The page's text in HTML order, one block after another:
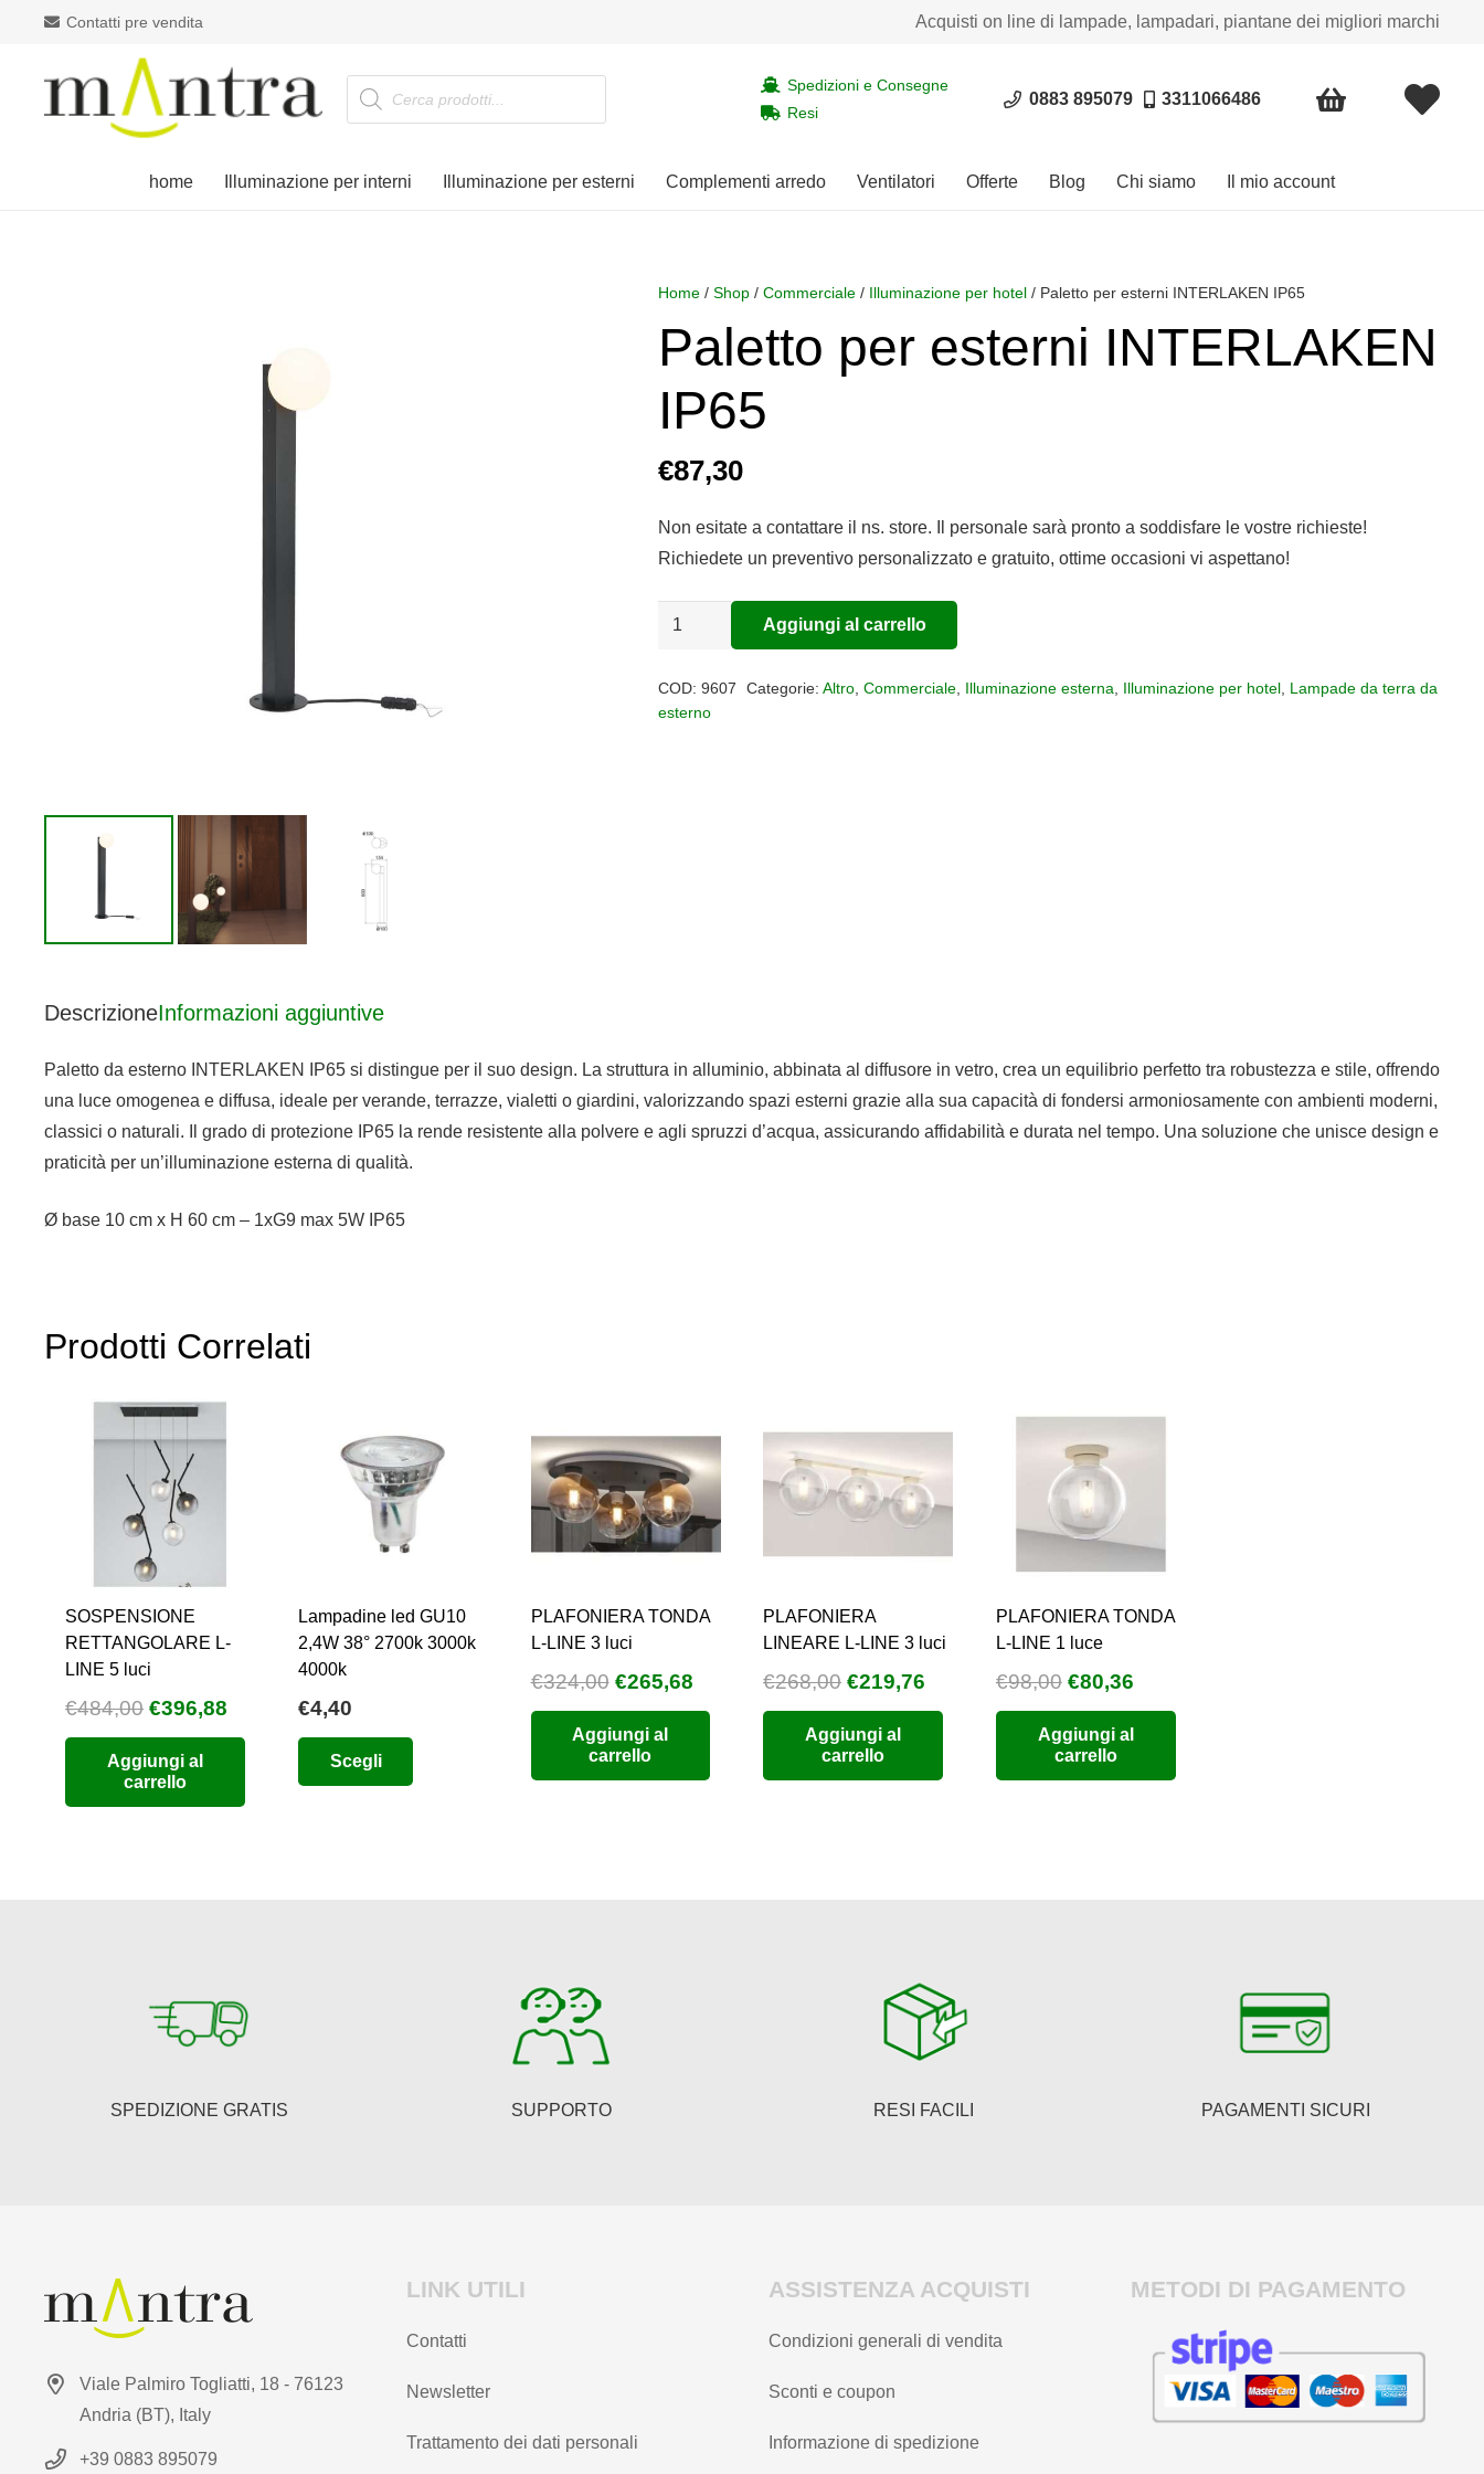
Contatti pre vendita Acquisti on line di lampade, lampadari, piantane dei migliori marchi
Products
search
Spedizioni e Consegne
Resi
0883 895079 3311066486
home Illuminazione per interni Illuminazione per esterni Complementi arredo Ventilatori Offerte Blog Chi siamo Il mio account
Home /Shop /Commerciale / Illuminazione per hotel / Paletto per esterni INTERLAKEN IP65
Paletto per esterni INTERLAKEN
IP65
€87,30
Non esitate a contattare il ns. store. Il personale sarà pronto a soddisfare le vostre richieste!
Richiedete un preventivo personalizzato e gratuito, ottime occasioni vi aspettano!
Paletto
INTERLAKEN
Aggiungi al carrello
COD:9607 Categorie: Altro, Commerciale, Illuminazione esterna, Illuminazione per hotel, Lampade da terra da
esterno
DescrizioneInformazioni aggiuntive
Paletto da esterno INTERLAKEN IP65 si distingue per il suo design. La struttura in alluminio, abbinata al diffusore in vetro, crea un equilibrio perfetto tra robustezza e stile, offrendo
una luce omogenea e diffusa, ideale per verande, terrazze, vialetti o giardini, valorizzando spazi esterni grazie alla sua capacità di fondersi armoniosamente con ambienti moderni,
classici o naturali. Il grado di protezione IP65 la rende resistente alla polvere e agli spruzzi d’acqua, assicurando affidabilità e durata nel tempo. Una soluzione che unisce design e
praticità per un’illuminazione esterna di qualità.
Ø base 10 cm x H 60 cm – 1xG9 max 5W IP65
Prodotti Correlati
SOSPENSIONE
RETTANGOLARE L-
LINE 5 luci
€484,00 Il
prezzo
originale
era:
€396,88
prezzo
Aggiungi al
carrello
Lampadine led GU10
2,4W 38° 2700k 3000k
4000k
€4,40
Scegli
PLAFONIERA TONDA
L-LINE 3 luci
€324,00 Il
prezzo
originale
era:
€265,68Il
prezzo
Aggiungi al
carrello
PLAFONIERA
LINEARE L-LINE 3 luci
€268,00 Il
prezzo
originale
era:
€219,76
prezzo
Aggiungi al
carrello
PLAFONIERA TONDA
L-LINE 1 luce
€98,00 Il
prezzo
originale
era:
€80,36Il
prezzo
attuale
Aggiungi al
carrello
SPEDIZIONE GRATIS SUPPORTO RESI FACILI PAGAMENTI SICURI
Viale Palmiro Togliatti, 18 - 76123
Andria (BT), Italy
+39 0883 895079
LINK UTILI
Contatti
Newsletter
Trattamento dei dati personali
ASSISTENZA ACQUISTI
Condizioni generali di vendita
Sconti e coupon
Informazione di spedizione
METODI DI PAGAMENTO